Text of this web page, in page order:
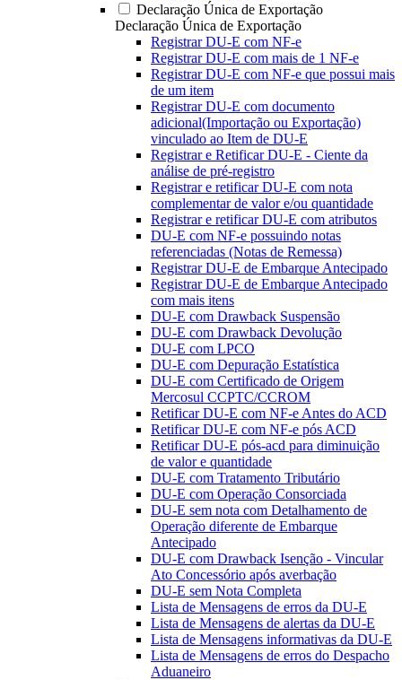
Declaração Única de Exportação
Declaração Única de Exportação
Registrar DU-E com NF-e
Registrar DU-E com mais de 1 NF-e
Registrar DU-E com NF-e que possui mais
de um item
Registrar DU-E com documento
adicional(Importação ou Exportação)
vinculado ao Item de DU-E
Registrar e Retificar DU-E - Ciente da
análise de pré-registro
Registrar e retificar DU-E com nota
complementar de valor e/ou quantidade
Registrar e retificar DU-E com atributos
DU-E com NF-e possuindo notas
referenciadas (Notas de Remessa)
Registrar DU-E de Embarque Antecipado
Registrar DU-E de Embarque Antecipado
com mais itens
DU-E com Drawback Suspensão
DU-E com Drawback Devolução
DU-E com LPCO
DU-E com Depuração Estatística
DU-E com Certificado de Origem
Mercosul CCPTC/CCROM
Retificar DU-E com NF-e Antes do ACD
Retificar DU-E com NF-e pós ACD
Retificar DU-E pós-acd para diminuição
de valor e quantidade
DU-E com Tratamento Tributário
DU-E com Operação Consorciada
DU-E sem nota com Detalhamento de
Operação diferente de Embarque
Antecipado
DU-E com Drawback Isenção - Vincular
Ato Concessório após averbação
DU-E sem Nota Completa
Lista de Mensagens de erros da DU-E
Lista de Mensagens de alertas da DU-E
Lista de Mensagens informativas da DU-E
Lista de Mensagens de erros do Despacho
Aduaneiro